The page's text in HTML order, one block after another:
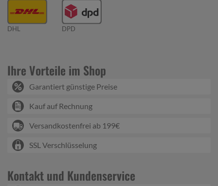
DHL DPD
Ihre Vorteile im Shop
Garantiert günstige Preise
Kauf auf Rechnung
Versandkostenfrei ab 199€
SSL Verschlüsselung
Kontakt und Kundenservice